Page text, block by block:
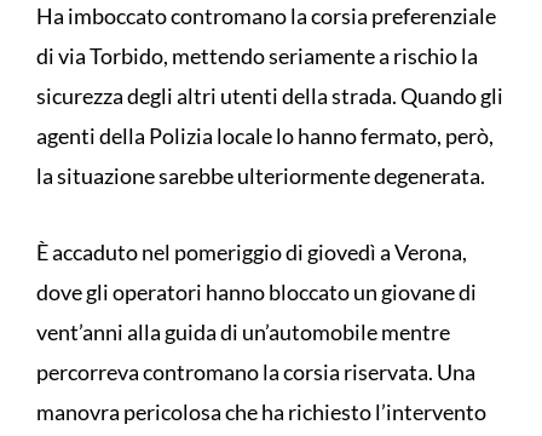
Ha imboccato contromano la corsia preferenziale
di via Torbido, mettendo seriamente a rischio la
sicurezza degli altri utenti della strada. Quando gli
agenti della Polizia locale lo hanno fermato, però,
la situazione sarebbe ulteriormente degenerata.
È accaduto nel pomeriggio di giovedì a Verona,
dove gli operatori hanno bloccato un giovane di
vent’anni alla guida di un’automobile mentre
percorreva contromano la corsia riservata. Una
manovra pericolosa che ha richiesto l’intervento